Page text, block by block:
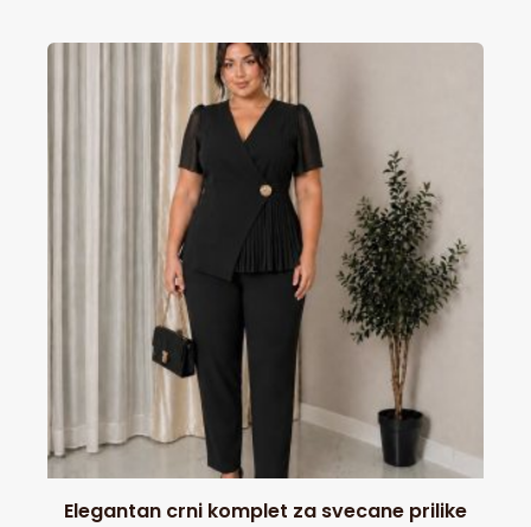
Elegantan crni komplet za svecane prilike